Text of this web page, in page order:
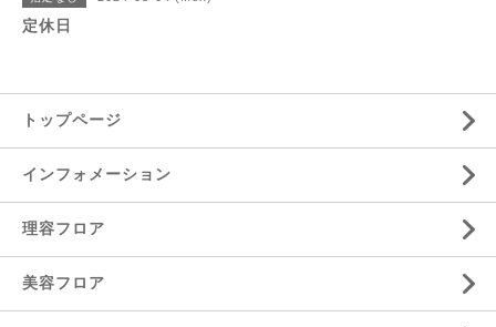
定休日
トップページ
インフォメーション
理容フロア
美容フロア